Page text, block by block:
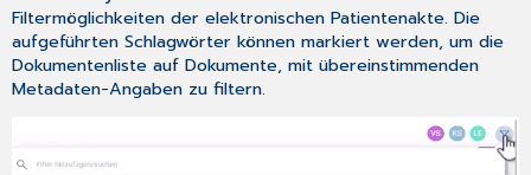
Filtermöglichkeiten der elektronischen Patientenakte. Die
aufgeführten Schlagwörter können markiert werden, um die
Dokumentenliste auf Dokumente, mit übereinstimmenden
Metadaten-Angaben zu filtern.